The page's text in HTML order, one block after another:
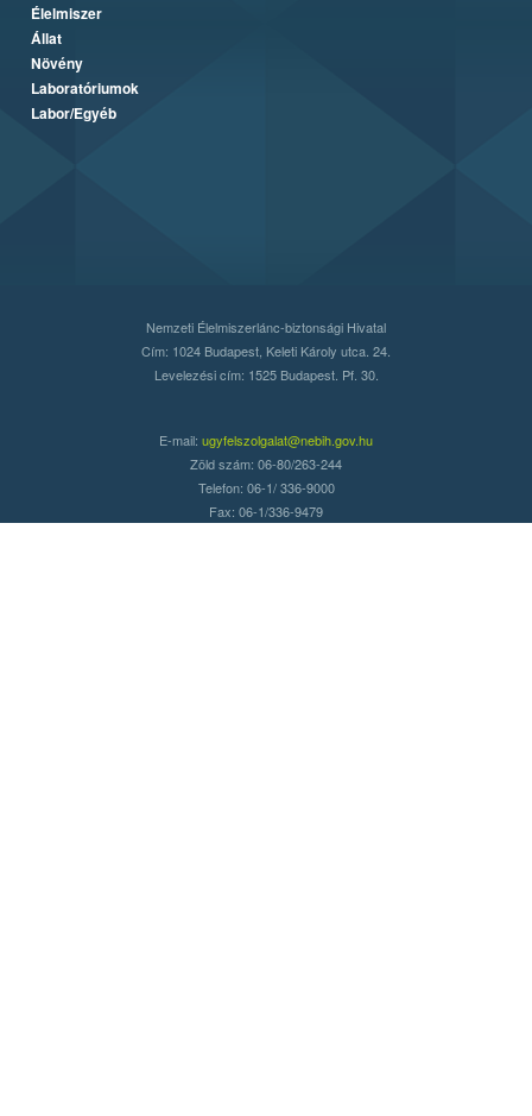
Élelmiszer
Állat
Növény
Laboratóriumok
Labor/Egyéb
Nemzeti Élelmiszerlánc-biztonsági Hivatal
Cím: 1024 Budapest, Keleti Károly utca. 24.
Levelezési cím: 1525 Budapest. Pf. 30.
E-mail: ugyfelszolgalat@nebih.gov.hu
Zöld szám: 06-80/263-244
Telefon: 06-1/ 336-9000
Fax: 06-1/336-9479